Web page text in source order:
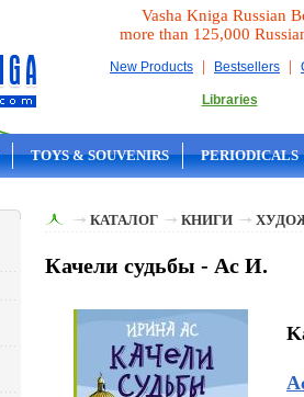
Vasha Kniga Russian
more than 125,000
New Products | Bestsellers |
Libraries
TOYS & SOUVENIRS PERIODICALS
КАТАЛОГ КНИГИ
Качели судьбы - Ас И.